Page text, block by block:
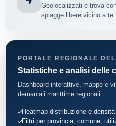
Rodi Garganico
Vieste
Zapponeta
Geolocalizzati e trova
spiagge libere vicino a te.
PORTALE REGIONALE
Statistiche e analisi delle
Dashboard interattive, mappe e
demaniali marittime regionali.
Heatmap distribuzione e densità
Filtri per provincia, comune,